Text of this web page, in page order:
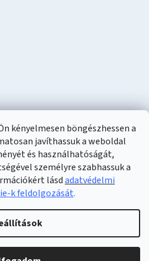
kényelmesen böngészhessen a
javíthassuk a weboldal
és használhatóságát,
személyre szabhassuk a
lásdadatvédelmi
k feldolgozását.
Shoptet készítette